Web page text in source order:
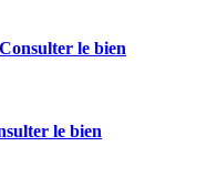
Consulter le bien
le bien